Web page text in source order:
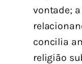
vontade;
concilia
religião